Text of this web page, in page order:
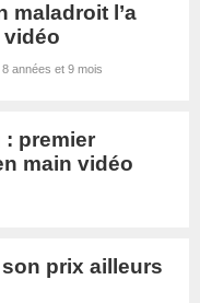
maladroit l’a
vidéo
8 années et 9 mois
: premier
main vidéo
prix ailleurs